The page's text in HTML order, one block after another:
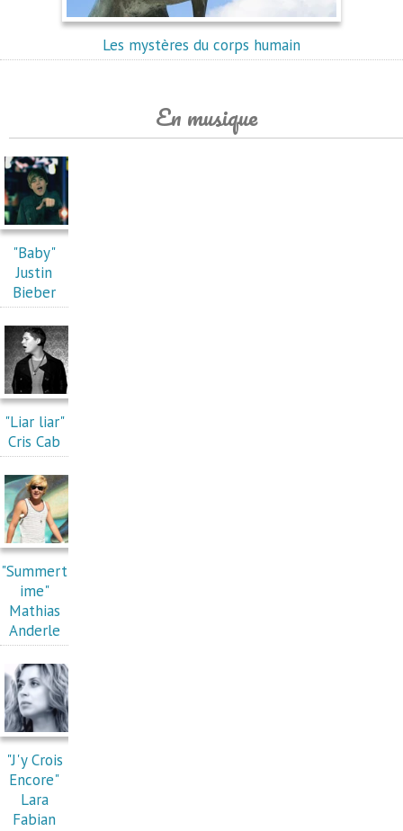
Les mystères du corps humain
En musique
"Baby"
Justin
Bieber
"Liar liar"
Cris Cab
"Summert
ime"
Mathias
Anderle
"J'y Crois
Encore"
Lara
Fabian